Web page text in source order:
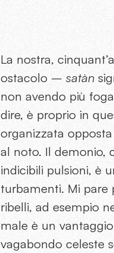
La nostra,
ostacolo – satàn
non avendo più
dire, è proprio in
organizzata
al noto. Il demonio,
indicibili pulsioni, è
turbamenti. Mi pare
ribelli, ad esempio
male è un
vagabondo celeste